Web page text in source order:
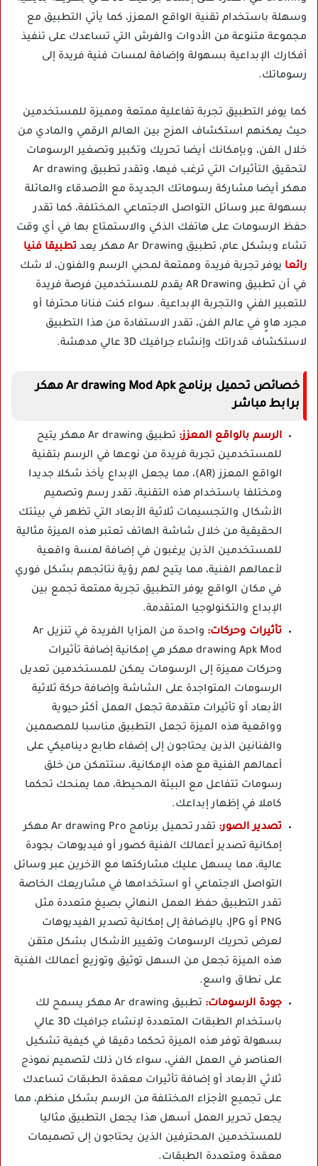
وسهلة باستخدام تقنية الواقع المعزز، كما يأتي التطبيق مع
مجموعة متنوعة من الأدوات والفرش التي تساعدك على تنفيذ
أفكارك الإبداعية بسهولة وإضافة لمسات فنية فريدة إلى
رسوماتك.
كما يوفر التطبيق تجربة تفاعلية ممتعة ومميزة للمستخدمين
حيث يمكنهم استكشاف المزج بين العالم الرقمي والمادي من
خلال الفن، وبإمكانك أيضا تحريك وتكبير وتصغير الرسومات
لتحقيق التأثيرات التي ترغب فيها، وتقدر تطبيق Ar drawing
مهكر أيضا مشاركة رسوماتك الجديدة مع الأصدقاء والعائلة
بسهولة عبر وسائل التواصل الاجتماعي المختلفة، كما تقدر
حفظ الرسومات على هاتفك الذكي والاستمتاع بها في أي وقت
تشاء وبشكل عام، تطبيق Ar Drawing مهكر يعد
تطبيقا فنيا
رائعا يوفر تجربة فريدة وممتعة لمحبي الرسم والفنون، لا شك
في أن تطبيق AR Drawing يقدم للمستخدمين فرصة فريدة
للتعبير الفني والتجربة الإبداعية. سواء كنت فنانا محترفا أو
مجرد هاوٍ في عالم الفن، تقدر الاستفادة من هذا التطبيق
لاستكشاف قدراتك وإنشاء جرافيك 3D عالي مدهشة.
خصائص تحميل برنامج Ar drawing Mod Apk مهكر
برابط مباشر
الرسم بالواقع المعزز:
تطبيق Ar drawing مهكر يتيح
للمستخدمين تجربة فريدة من نوعها في الرسم بتقنية
الواقع المعزز (AR)، مما يجعل الإبداع يأخذ شكلا جديدا
ومختلفا باستخدام هذه التقنية، تقدر رسم وتصميم
الأشكال والتجسيمات ثلاثية الأبعاد التي تظهر في بيئتك
الحقيقية من خلال شاشة الهاتف تعتبر هذه الميزة مثالية
للمستخدمين الذين يرغبون في إضافة لمسة واقعية
لأعمالهم الفنية، مما يتيح لهم رؤية نتائجهم بشكل فوري
في مكان الواقع يوفر التطبيق تجربة ممتعة تجمع بين
الإبداع والتكنولوجيا المتقدمة.
تأثيرات وحركات:
واحدة من المزايا الفريدة في تنزيل Ar
drawing Apk Mod مهكر هي إمكانية إضافة تأثيرات
وحركات مميزة إلى الرسومات يمكن للمستخدمين تعديل
الرسومات المتواجدة على الشاشة وإضافة حركة ثلاثية
الأبعاد أو تأثيرات متقدمة تجعل العمل أكثر حيوية
وواقعية هذه الميزة تجعل التطبيق مناسبا للمصممين
والفنانين الذين يحتاجون إلى إضفاء طابع ديناميكي على
أعمالهم الفنية مع هذه الإمكانية، ستتمكن من خلق
رسومات تتفاعل مع البيئة المحيطة، مما يمنحك تحكما
كاملا في إظهار إبداعك.
تصدير الصور:
تقدر تحميل برنامج Ar drawing Pro مهكر
إمكانية تصدير أعمالك الفنية كصور أو فيديوهات بجودة
عالية، مما يسهل عليك مشاركتها مع الآخرين عبر وسائل
التواصل الاجتماعي أو استخدامها في مشاريعك الخاصة
تقدر التطبيق حفظ العمل النهائي بصيغ متعددة مثل
PNG أو JPG، بالإضافة إلى إمكانية تصدير الفيديوهات
لعرض تحريك الرسومات وتغيير الأشكال بشكل متقن
هذه الميزة تجعل من السهل توثيق وتوزيع أعمالك الفنية
على نطاق واسع.
جودة الرسومات:
تطبيق Ar drawing مهكر يسمح لك
باستخدام الطبقات المتعددة لإنشاء جرافيك 3D عالي
بسهولة توفر هذه الميزة تحكما دقيقا في كيفية تشكيل
العناصر في العمل الفني، سواء كان ذلك لتصميم نموذج
ثلاثي الأبعاد أو إضافة تأثيرات معقدة الطبقات تساعدك
على تجميع الأجزاء المختلفة من الرسم بشكل منظم، مما
يجعل تحرير العمل أسهل هذا يجعل التطبيق مثاليا
للمستخدمين المحترفين الذين يحتاجون إلى تصميمات
معقدة ومتعددة الطبقات.